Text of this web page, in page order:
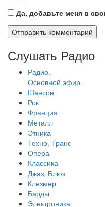
Да, добавьте меня в
Слушать Радио
Радио.
Основной эфир.
Шансон
Рок
Франция
Металл
Этника
Техно, Транс
Опера
Классика
Джаз, Блюз
Клезмер
Барды
Электроника